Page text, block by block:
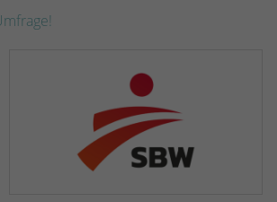
Dieses Cookie ist ein Standard-Session-
Cookie von TYPO3. Es speichert im Falle
eines Benutzer-Logins die Session-ID. So
kann der eingeloggte Benutzer
2 Jahre
installiert. Das Cookie wird verwendet, um
Besucher-, Sitzungs- und Kampagnendaten
zu berechnen und die Nutzung der
Website für den Analysebericht der
Website zu verfolgen. Die Cookies